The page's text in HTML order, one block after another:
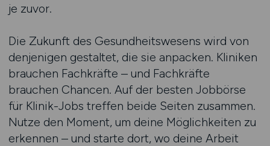
je zuvor.
Die Zukunft des Gesundheitswesens wird von
denjenigen gestaltet, die sie anpacken. Kliniken
brauchen Fachkräfte – und Fachkräfte
brauchen Chancen. Auf der besten Jobbörse
für Klinik-Jobs treffen beide Seiten zusammen.
Nutze den Moment, um deine Möglichkeiten zu
erkennen – und starte dort, wo deine Arbeit